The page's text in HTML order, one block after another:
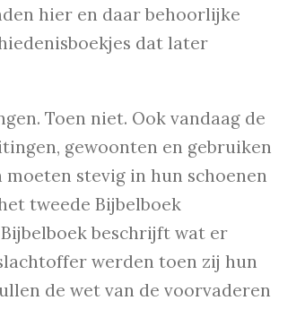
hier en daar behoorlijke
dat later
Toen niet. Ook vandaag de
gewoonten en gebruiken
stevig in hun schoenen
tweede Bijbelboek
beschrijft wat er
werden toen zij hun
de wet van de voorvaderen